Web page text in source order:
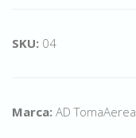
SKU: 04
Marca: AD TomaAerea